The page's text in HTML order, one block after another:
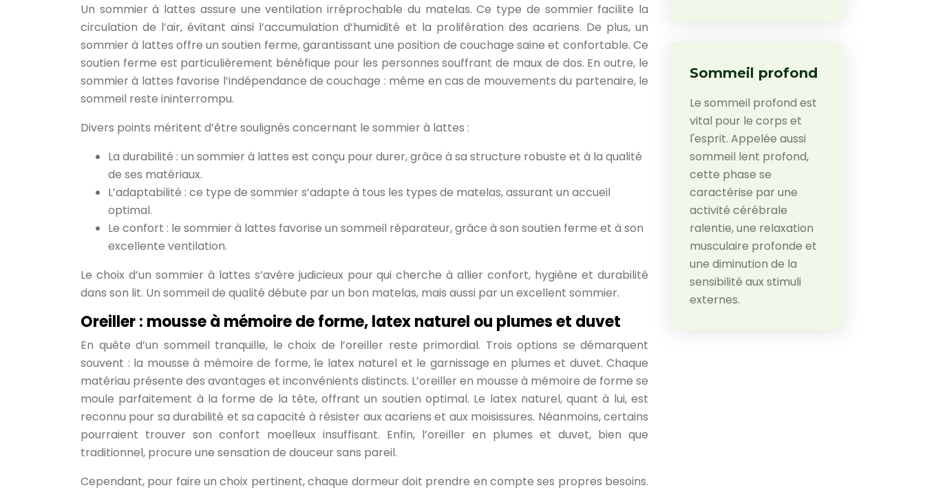
Un sommier à lattes assure une ventilation irréprochable du matelas. Ce type de sommier facilite la
circulation de l’air, évitant ainsi l’accumulation d’humidité et la prolifération des acariens. De plus, un
sommier à lattes offre un soutien ferme, garantissant une position de couchage saine et confortable. Ce
soutien ferme est particulièrement bénéfique pour les personnes souffrant de maux de dos. En outre, le
sommier à lattes favorise l’indépendance de couchage : même en cas de mouvements du partenaire, le
sommeil reste ininterrompu.
Divers points méritent d’être soulignés concernant le sommier à lattes :
La durabilité : un sommier à lattes est conçu pour durer, grâce à sa structure robuste et à la qualité
de ses matériaux.
L’adaptabilité : ce type de sommier s’adapte à tous les types de matelas, assurant un accueil
optimal.
Le confort : le sommier à lattes favorise un sommeil réparateur, grâce à son soutien ferme et à son
excellente ventilation.
Le choix d’un sommier à lattes s’avère judicieux pour qui cherche à allier confort, hygiène et durabilité
dans son lit. Un sommeil de qualité débute par un bon matelas, mais aussi par un excellent sommier.
Oreiller : mousse à mémoire de forme, latex naturel ou plumes et duvet
En quête d’un sommeil tranquille, le choix de l’oreiller reste primordial. Trois options se démarquent
souvent : la mousse à mémoire de forme, le latex naturel et le garnissage en plumes et duvet. Chaque
matériau présente des avantages et inconvénients distincts. L’oreiller en mousse à mémoire de forme se
moule parfaitement à la forme de la tête, offrant un soutien optimal. Le latex naturel, quant à lui, est
reconnu pour sa durabilité et sa capacité à résister aux acariens et aux moisissures. Néanmoins, certains
pourraient trouver son confort moelleux insuffisant. Enfin, l’oreiller en plumes et duvet, bien que
traditionnel, procure une sensation de douceur sans pareil.
Cependant, pour faire un choix pertinent, chaque dormeur doit prendre en compte ses propres besoins.
Sommeil profond
Le sommeil profond est
vital pour le corps et
l'esprit. Appelée aussi
sommeil lent profond,
cette phase se
caractérise par une
activité cérébrale
ralentie, une relaxation
musculaire profonde et
une diminution de la
sensibilité aux stimuli
externes.